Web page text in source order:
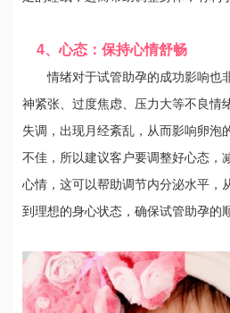
4、心态：保持心情舒畅
情绪对于试管助孕的成功影响也
神紧张、过度焦虑、压力大等不良情
失调，出现月经紊乱，从而影响卵泡
不佳，所以建议客户要调整好心态，
心情，这可以帮助调节内分泌水平，
到理想的身心状态，确保试管助孕的